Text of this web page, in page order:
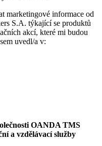
marketingové informace od
S.A. týkající se produktů
akcí, které mi budou
uvedl/a v:
OANDA TMS
a vzdělávací služby